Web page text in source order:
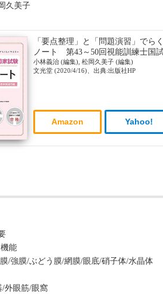
久美子
「要点整理」と「問題演習」で
ノート 第43～50回視能訓練士国
小林義治 (編集), 松岡久美子 (編集)
文光堂 (2020/4/16)、出典:出版社HP
Amazon Yahoo!
能
/強膜/ぶどう膜/網膜/眼底/硝子体/水晶体
/外眼筋/眼窩